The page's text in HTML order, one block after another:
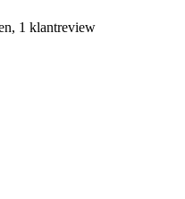
1 klantreview